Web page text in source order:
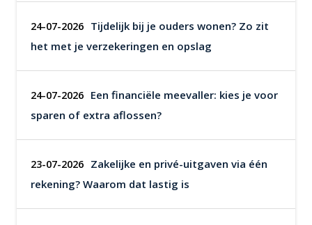
24-07-2026 Tijdelijk bij je ouders wonen? Zo zit
het met je verzekeringen en opslag
24-07-2026 Een financiële meevaller: kies je voor
sparen of extra aflossen?
23-07-2026 Zakelijke en privé-uitgaven via één
rekening? Waarom dat lastig is